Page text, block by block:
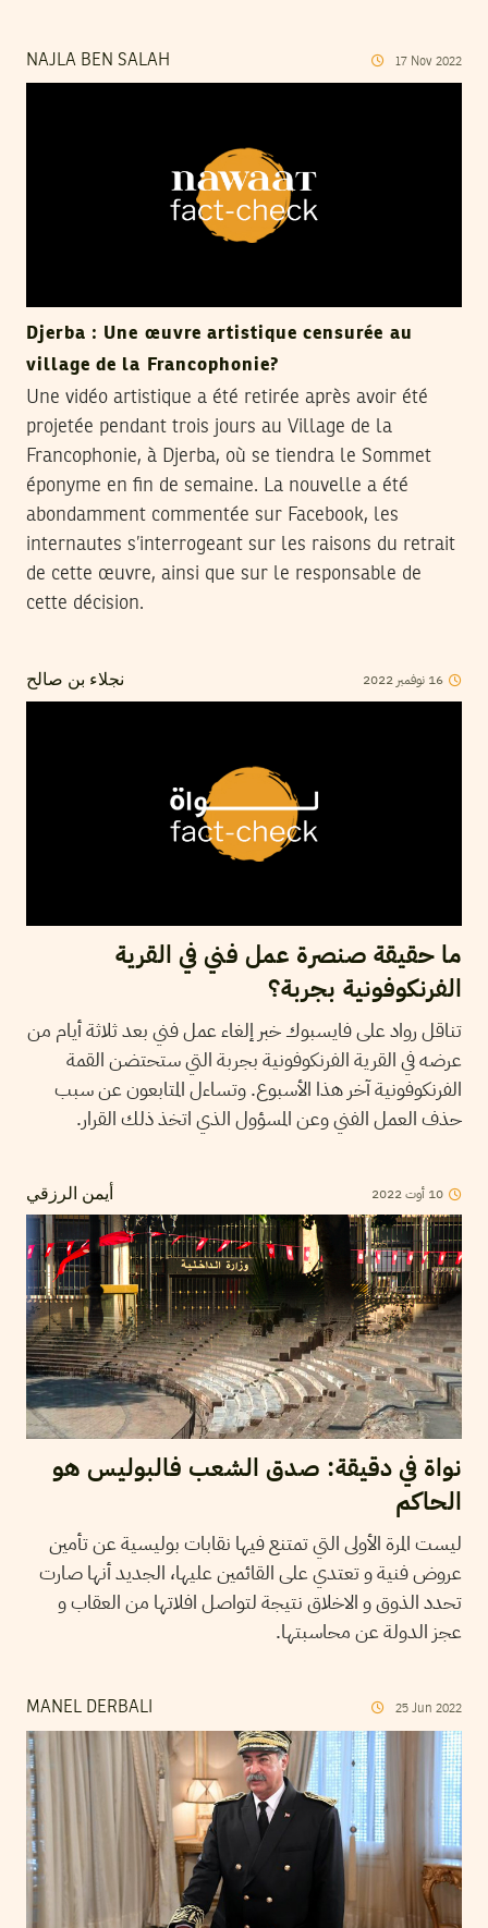
NAJLA BEN SALAH 17 Nov 2022
Djerba : Une œuvre artistique censurée au
village de la Francophonie?
Une vidéo artistique a été retirée après avoir été
projetée pendant trois jours au Village de la
Francophonie, à Djerba, où se tiendra le Sommet
éponyme en fin de semaine. La nouvelle a été
abondamment commentée sur Facebook, les
internautes s’interrogeant sur les raisons du retrait
de cette œuvre, ainsi que sur le responsable de
cette décision.
نجلاء بن صالح 16 نوفمبر 2022
ما حقيقة صنصرة عمل فني في القرية
الفرنكوفونية بجربة؟
تناقل رواد على فايسبوك خبر إلغاء عمل فني بعد ثلاثة أيام من
عرضه في القرية الفرنكوفونية بجربة التي ستحتضن القمة
الفرنكوفونية آخر هذا الأسبوع. وتساءل المتابعون عن سبب
حذف العمل الفني وعن المسؤول الذي اتخذ ذلك القرار.
أيمن الرزقي 10 أوت2022
نواة في دقيقة: صدق الشعب فالبوليس هو
الحاكم
ليست المرة الأولى التي تمتنع فيها نقابات بوليسية عن تأمين
عروض فنية و تعتدي على القائمين عليها، الجديد أنها صارت
تحدد الذوق و الاخلاق نتيجة لتواصل افلاتها من العقاب و
عجز الدولة عن محاسبتها.
MANEL DERBALI 25 Jun 2022